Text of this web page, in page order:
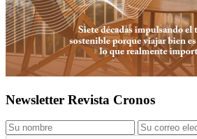
Newsletter Revista Cronos